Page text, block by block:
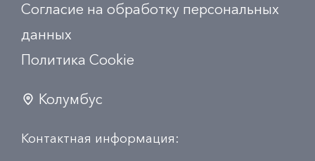
Согласие на обработку персональных
данных
Политика Сookie
Колумбус
Контактная информация: